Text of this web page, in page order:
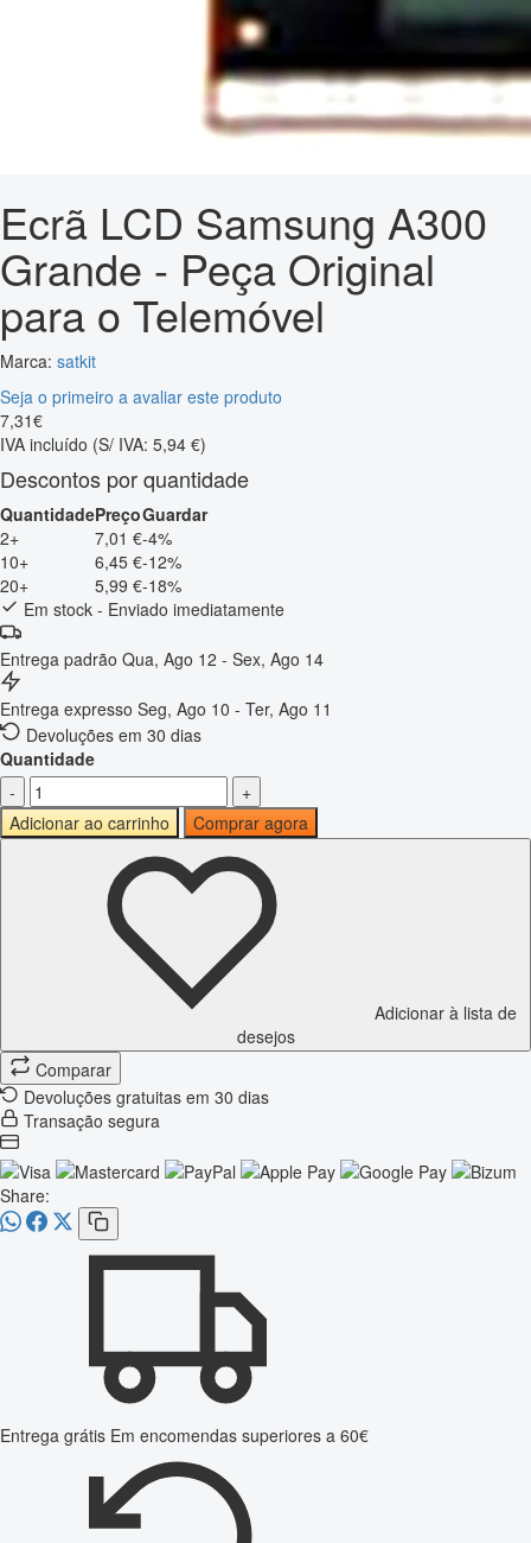
Ecrã LCD Samsung A300
Grande - Peça Original
para o Telemóvel
Marca: satkit
Seja o primeiro a avaliar este produto
7,31€
IVA incluído (S/ IVA: 5,94 €)
Descontos por quantidade
QuantidadePreçoGuardar
2+
7,01 €-4%
10+
6,45 €-12%
20+
5,99 €-18%
Em stock - Enviado imediatamente
Entrega padrão Qua, Ago 12 - Sex, Ago 14
Entrega expresso Seg, Ago 10 - Ter, Ago 11
Devoluções em 30 dias
Quantidade
-
+
Adicionar ao carrinho
Comprar agora
Adicionar à lista de
desejos
Comparar
Devoluções gratuitas em 30 dias
Transação segura
Share:
Entrega grátis Em encomendas superiores a 60€